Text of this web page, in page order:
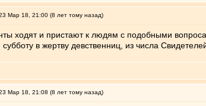
Мар 18, 21:00 (8 лет тому назад)
ходят и пристают к людям с подобными
в жертву девственниц, из числа
Мар 18, 21:08 (8 лет тому назад)